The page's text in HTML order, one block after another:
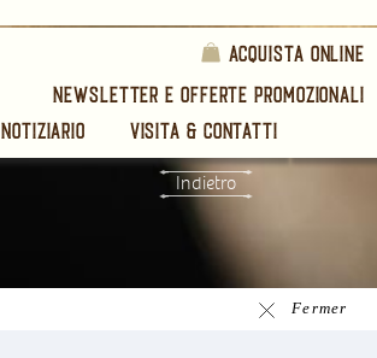
Acquista online
Newsletter e offerte promozionali
Fermer
Notiziario Visita & Contatti
Indietro